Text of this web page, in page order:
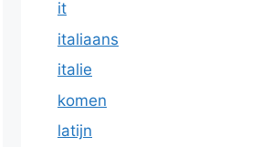
it
italiaans
italie
komen
latijn